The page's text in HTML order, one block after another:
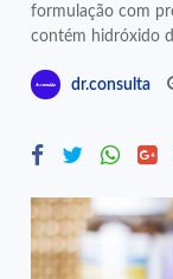
formulação com
contém hidróxido
dr.consulta